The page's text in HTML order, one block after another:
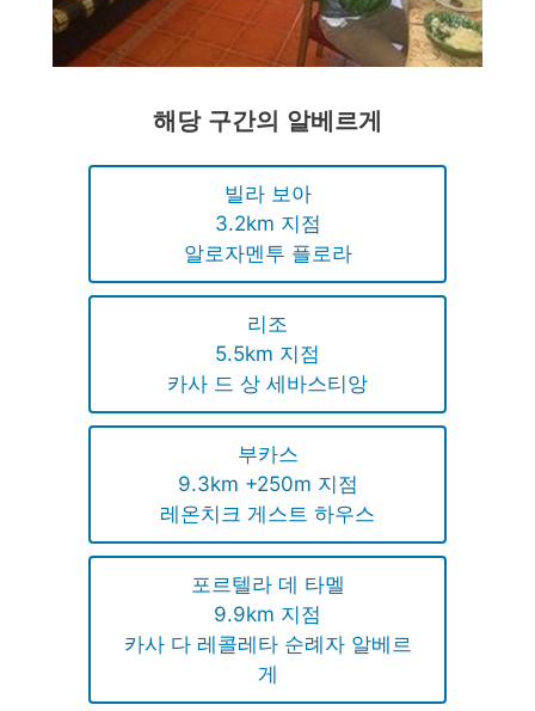
해당 구간의 알베르게
빌라 보아
3.2km 지점
알로자멘투 플로라
리조
5.5km 지점
카사 드 상 세바스티앙
부카스
9.3km +250m 지점
레온치크 게스트 하우스
포르텔라 데 타멜
9.9km 지점
카사 다 레콜레타 순례자 알베르
게